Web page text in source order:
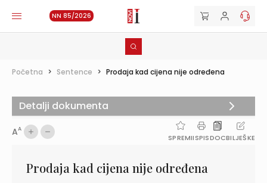
NN 85/2026
Početna > Sentence > Prodaja kad cijena nije određena
AA
SPREMIISPISDOCBILJEŠKE
Prodaja kad cijena nije određena
Detalji dokumenta